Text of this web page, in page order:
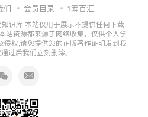
们 会员目录 1筹百汇
识库 本站仅用于展示不提供任何下载
站资源都来源于网络收集，仅供个人学
侵权,请您提供您的正版著作证明发到我
过后我们立刻删除。